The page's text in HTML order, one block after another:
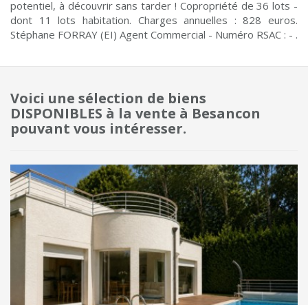
potentiel, à découvrir sans tarder ! Copropriété de 36 lots -
dont 11 lots habitation. Charges annuelles : 828 euros.
Stéphane FORRAY (EI) Agent Commercial - Numéro RSAC : - .
Voici une sélection de biens
DISPONIBLES à la vente à Besancon
pouvant vous intéresser.